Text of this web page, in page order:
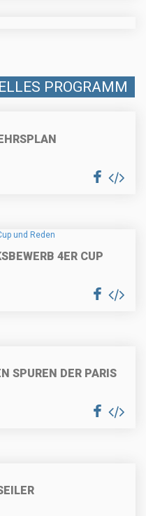
PROGRAMM
4ER CUP
SPUREN DER PARIS